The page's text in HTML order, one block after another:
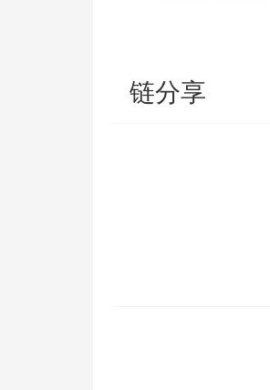
链分享